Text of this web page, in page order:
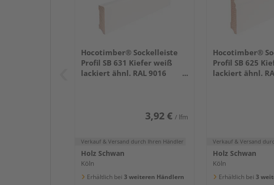
Hocotimber® Sockelleiste
Profil SB 631 Kiefer weiß
lackiert ähnl. RAL 9016
3,92 € / lfm
Verkauf & Versand durch Ihren Händler
Holz Schwan
Köln
Erhältlich bei 3 weiteren Händlern
Hocotimber®
Profil SB 625
lackiert ähnl.
Verkauf & Versand
Holz Schwan
Köln
Erhältlich bei 3